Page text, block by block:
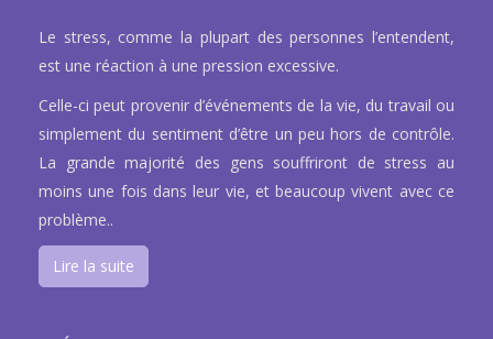
Le stress, comme la plupart des personnes l’entendent,
est une réaction à une pression excessive.
Celle-ci peut provenir d’événements de la vie, du travail ou
simplement du sentiment d’être un peu hors de contrôle.
La grande majorité des gens souffriront de stress au
moins une fois dans leur vie, et beaucoup vivent avec ce
problème..
Lire la suite